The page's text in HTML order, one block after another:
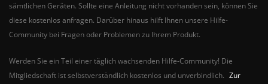
sämtlichen Geräten. Sollte eine Anleitung nicht vorhanden sein, können Sie
diese kostenlos anfragen. Darüber hinaus hilft Ihnen unsere Hilfe-
Community bei Fragen oder Problemen zu Ihrem Produkt.
Werden Sie ein Teil einer täglich wachsenden Hilfe-Community! Die
Mitgliedschaft ist selbstverständlich kostenlos und unverbindlich. Zur